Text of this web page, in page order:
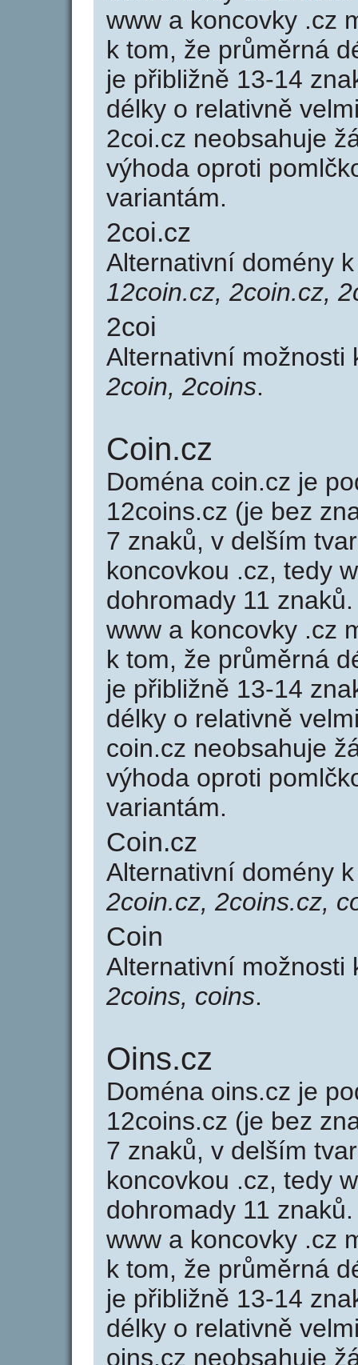
www a koncovky .cz
k tom, že průměrná
je přibližně 13-14
délky o relativně
2coi.cz neobsahuje
výhoda oproti
variantám.
2coi.cz
Alternativní domény
12coin.cz, 2coin.cz,
2coi
Alternativní možnosti
2coin, 2coins.
Coin.cz
Doména coin.cz je
12coins.cz (je bez
7 znaků, v delším
koncovkou .cz, tedy
dohromady 11
www a koncovky .cz
k tom, že průměrná
je přibližně 13-14
délky o relativně
coin.cz neobsahuje
výhoda oproti
variantám.
Coin.cz
Alternativní domény
2coin.cz, 2coins.cz,
Coin
Alternativní možnosti
2coins, coins.
Oins.cz
Doména oins.cz je
12coins.cz (je bez
7 znaků, v delším
koncovkou .cz, tedy
dohromady 11
www a koncovky .cz
k tom, že průměrná
je přibližně 13-14
délky o relativně
oins.cz neobsahuje